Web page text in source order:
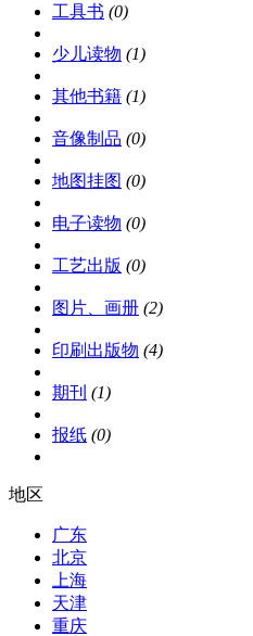
工具书 (0)
少儿读物 (1)
其他书籍 (1)
音像制品 (0)
地图挂图 (0)
电子读物 (0)
工艺出版 (0)
图片、画册 (2)
印刷出版物 (4)
期刊 (1)
报纸 (0)
地区
广东
北京
上海
天津
重庆